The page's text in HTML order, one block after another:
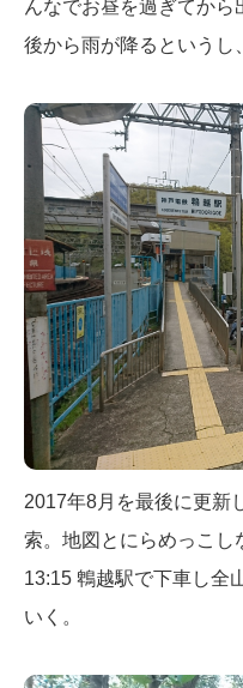
んなでお昼を過ぎてか
後から雨が降るというし
2017年8月を最後に更新
索。地図とにらめっこし
13:15 鵯越駅で下車し全
いく。